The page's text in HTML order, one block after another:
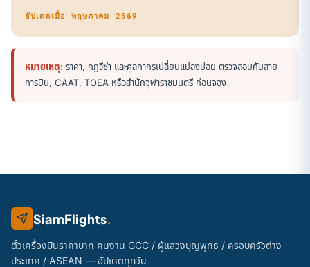
อัปเดตเมื่อ พฤษภาคม 2569
หมายเหตุ: ราคา, กฎวีซ่า และศุลกากรเปลี่ยนแปลงบ่อย ตรวจสอบกับสาย
การบิน, CAAT, TOEA หรือสำนักจุฬาราชมนตรี ก่อนจอง
SiamFlights.
ตั๋วเครื่องบินราคาบาท คนงาน GCC / ผู้แสวงบุญพุทธ / ครอบครัวต่าง
ประเทศ / ASEAN — อัปเดตทุกวัน